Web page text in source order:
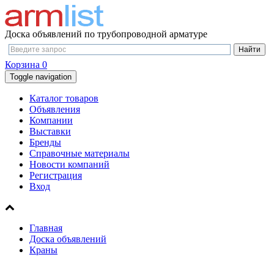
Доска объявлений по трубопроводной арматуре
Корзина 0
Toggle navigation
Каталог товаров
Объявления
Компании
Выставки
Бренды
Справочные материалы
Новости компаний
Регистрация
Вход
Главная
Доска объявлений
Краны